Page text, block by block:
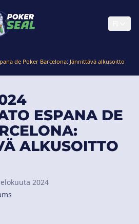
de Poker Barcelona: Jännittävä alkusoitto
ESPANA DE
ALKUSOITTO
2024